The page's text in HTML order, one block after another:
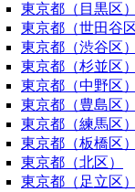
東京都（目黒区）
東京都（世田谷区
東京都（渋谷区）
東京都（杉並区）
東京都（中野区）
東京都（豊島区）
東京都（練馬区）
東京都（板橋区）
東京都（北区）
東京都（足立区）